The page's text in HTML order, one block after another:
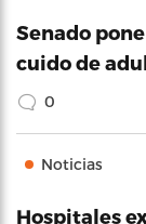
Senado
cuido de
0
Noticias
Hospitales